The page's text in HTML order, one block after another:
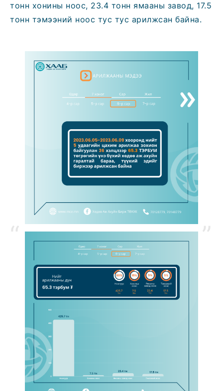
тонн хонины ноос, 23.4 тонн ямааны завод, 17.5
тонн тэмээний ноос тус тус арилжсан байна.